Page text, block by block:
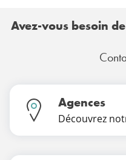
Avez-vous besoin
Agences
Découvrez